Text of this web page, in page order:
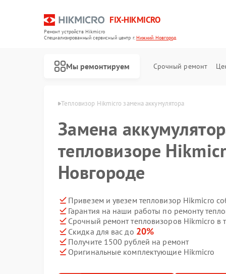
FIX-HIKMICRO
Ремонт устройств Hikmicro
Специализированный cервисный центр г.Нижний Новгород
Мы ремонтируем Срочный ремонт
Нижнем Новгороде Тепловизор Hikmicro замена аккумулятора
Замена
тепловизоре
Новгороде
Привезем и увезем тепловизор Hikmicro
Гарантия на наши работы по ремонту
Срочный ремонт тепловизоров Hikmicro в
Скидка для вас до 20%
Получите 1500 рублей на ремонт
Оригинальные комплектующие Hikmicro